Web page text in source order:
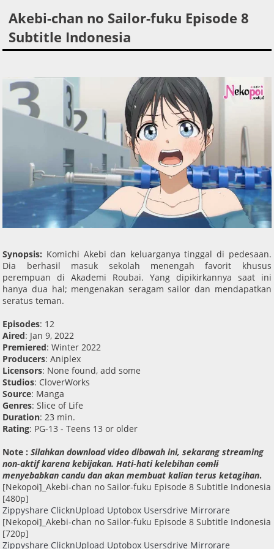
Akebi-chan no Sailor-fuku Episode 8
Subtitle Indonesia
Synopsis: Komichi Akebi dan keluarganya tinggal di pedesaan.
Dia berhasil masuk sekolah menengah favorit khusus
perempuan di Akademi Roubai. Yang dipikirkannya saat ini
hanya dua hal; mengenakan seragam sailor dan mendapatkan
seratus teman.
Episodes: 12
Aired: Jan 9, 2022
Premiered: Winter 2022
Producers: Aniplex
Licensors: None found, add some
Studios: CloverWorks
Source: Manga
Genres: Slice of Life
Duration: 23 min.
Rating: PG-13 - Teens 13 or older
Note :Silahkan download video dibawah ini, sekarang streaming
non-aktif karena kebijakan. Hati-hati kelebihancomli
menyebabkan candu dan akan membuat kalian terus ketagihan.
[Nekopoi]_Akebi-chan no Sailor-fuku Episode 8 Subtitle Indonesia
[480p]
Zippyshare ClicknUpload Uptobox Usersdrive Mirrorare
[Nekopoi]_Akebi-chan no Sailor-fuku Episode 8 Subtitle Indonesia
[720p]
Zippyshare ClicknUpload Uptobox Usersdrive Mirrorare